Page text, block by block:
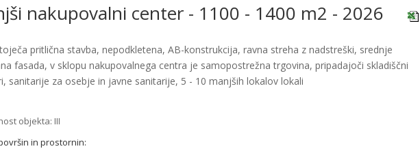
nakupovalni center - 1100 - 1400 m2 - 2026
pritlična stavba, nepodkletena, AB-konstrukcija, ravna streha z nadstreški, srednje
fasada, v sklopu nakupovalnega centra je samopostrežna trgovina, pripadajoči skladiščni
sanitarije za osebje in javne sanitarije, 5 - 10 manjših lokalov lokali
objekta: III
in prostornin: